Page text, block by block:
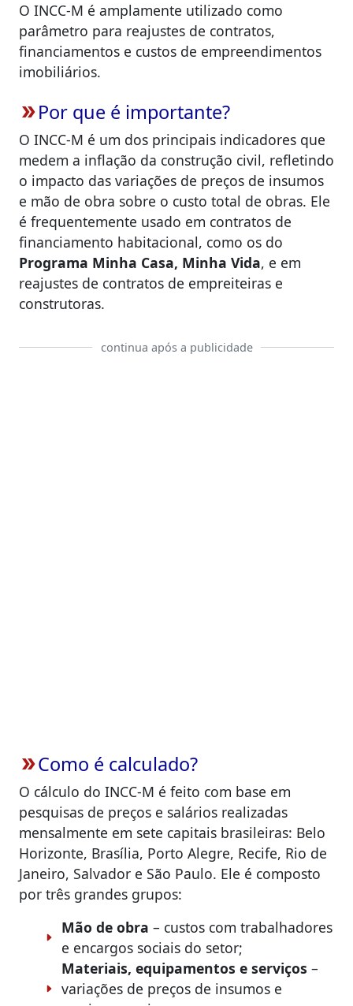
O INCC-M é amplamente utilizado como
parâmetro para reajustes de contratos,
financiamentos e custos de empreendimentos
imobiliários.
double_arrow Por que é importante?
O INCC-M é um dos principais indicadores que
medem a inflação da construção civil, refletindo
o impacto das variações de preços de insumos
e mão de obra sobre o custo total de obras. Ele
é frequentemente usado em contratos de
financiamento habitacional, como os do
Programa Minha Casa, Minha Vida, e em
reajustes de contratos de empreiteiras e
construtoras.
continua após a publicidade
double_arrowComo é calculado?
O cálculo do INCC-M é feito com base em
pesquisas de preços e salários realizadas
mensalmente em sete capitais brasileiras: Belo
Horizonte, Brasília, Porto Alegre, Recife, Rio de
Janeiro, Salvador e São Paulo. Ele é composto
por três grandes grupos:
Mão de obra – custos com trabalhadores
e encargos sociais do setor;
Materiais, equipamentos e serviços –
variações de preços de insumos e